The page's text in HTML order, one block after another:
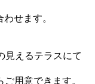
せます。
えるテラスにて
用意できます。